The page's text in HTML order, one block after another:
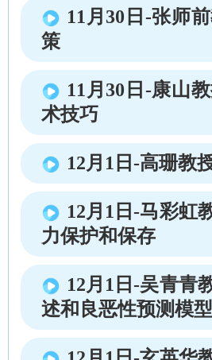
11月30日-张师
策
11月30日-康山
术技巧
12月1日-高珊教
12月1日-马彩虹
力保护和保存
12月1日-吴青青
述和良恶性预测模